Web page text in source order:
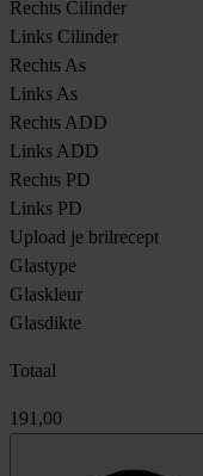
Rechts Cilinder
Links Cilinder
Rechts As
Links As
Rechts ADD
Links ADD
Rechts PD
Links PD
Upload je brilrecept
Glastype
Glaskleur
Glasdikte
Totaal
191,00